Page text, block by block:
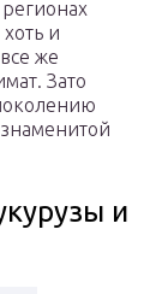
и
же
Зато
и